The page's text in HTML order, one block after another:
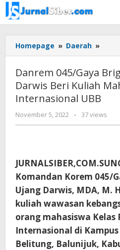
Skip
to
content
Homepage » Daerah »
045/
TNI
Kuliah
UBB
Danrem 045/Gaya
Darwis Beri Kuliah
Internasional UBB
November 5, 2022
by
Jurnalsiber
- 37 views
Komandan Korem 045/
Ujang Darwis, MDA, M.
kuliah wawasan
orang mahasiswa Kelas
Internasional di
Belitung, Balunijuk,